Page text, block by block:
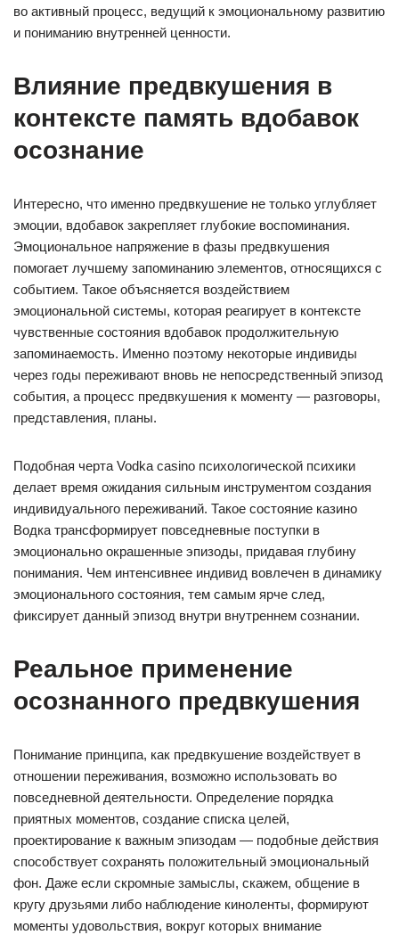
во активный процесс, ведущий к эмоциональному развитию
и пониманию внутренней ценности.
Влияние предвкушения в
контексте память вдобавок
осознание
Интересно, что именно предвкушение не только углубляет
эмоции, вдобавок закрепляет глубокие воспоминания.
Эмоциональное напряжение в фазы предвкушения
помогает лучшему запоминанию элементов, относящихся с
событием. Такое объясняется воздействием
эмоциональной системы, которая реагирует в контексте
чувственные состояния вдобавок продолжительную
запоминаемость. Именно поэтому некоторые индивиды
через годы переживают вновь не непосредственный эпизод
события, а процесс предвкушения к моменту — разговоры,
представления, планы.
Подобная черта Vodka casino психологической психики
делает время ожидания сильным инструментом создания
индивидуального переживаний. Такое состояние казино
Водка трансформирует повседневные поступки в
эмоционально окрашенные эпизоды, придавая глубину
понимания. Чем интенсивнее индивид вовлечен в динамику
эмоционального состояния, тем самым ярче след,
фиксирует данный эпизод внутри внутреннем сознании.
Реальное применение
осознанного предвкушения
Понимание принципа, как предвкушение воздействует в
отношении переживания, возможно использовать во
повседневной деятельности. Определение порядка
приятных моментов, создание списка целей,
проектирование к важным эпизодам — подобные действия
способствует сохранять положительный эмоциональный
фон. Даже если скромные замыслы, скажем, общение в
кругу друзьями либо наблюдение киноленты, формируют
моменты удовольствия, вокруг которых внимание